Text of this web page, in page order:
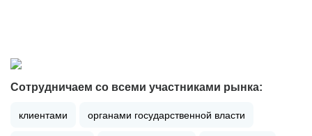
Сотрудничаем со всеми участниками рынка:
клиентами органами государственной власти